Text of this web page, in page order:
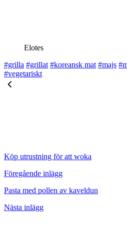
Elotes
#grilla #grillat #koreansk mat #majs
#vegetariskt
Köp utrustning för att woka
Föregående inlägg
Pasta med pollen av kaveldun
Nästa inlägg